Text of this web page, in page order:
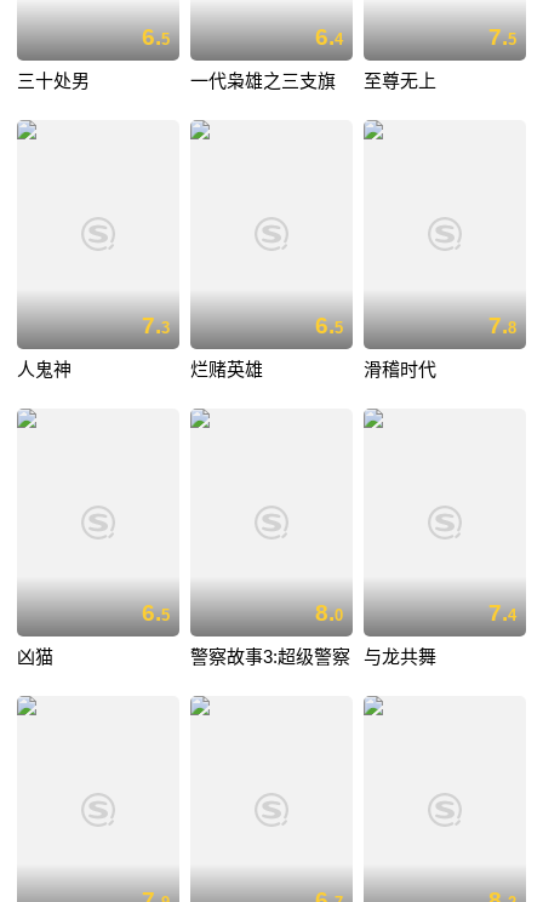
6.5
三十处男
6.4
一代枭雄之三支旗
7.5
至尊无上
7.3
人鬼神
6.5
烂赌英雄
7.8
滑稽时代
6.5
凶猫
8.0
警察故事3:超级警察
7.4
与龙共舞